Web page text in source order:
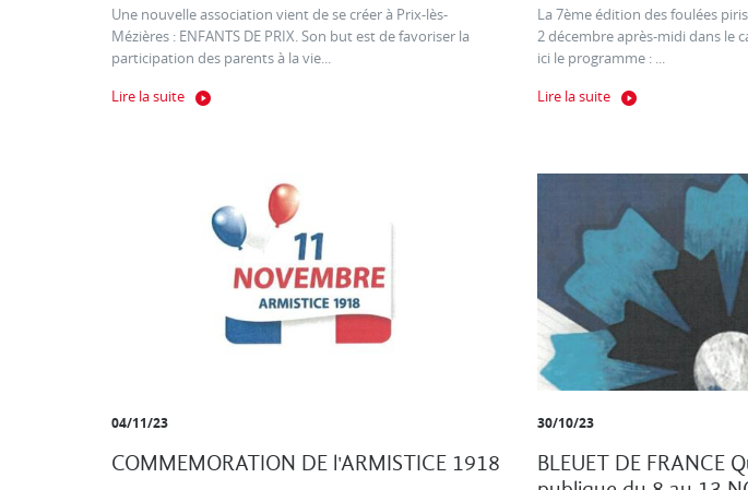
Une nouvelle association vient de se créer à Prix-lès-
Mézières : ENFANTS DE PRIX. Son but est de favoriser la
participation des parents à la vie...
Lire la suite
La 7ème édition des foulées
2 décembre après-midi dans le
ici le programme : ...
Lire la suite
04/11/23
COMMEMORATION DE l'ARMISTICE 1918
30/10/23
BLEUET DE FRANCE